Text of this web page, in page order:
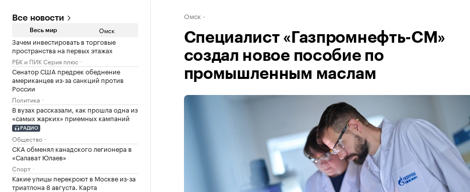
Все новости
Весь мир Омск
Зачем инвестировать в торговые
пространства на первых этажах
РБК и ПИК Серия плюс
Сенатор США предрек обеднение
американцев из-за санкций против
России
Политика
В вузах рассказали, как прошла одна из
«самых жарких» приемных кампаний
РАДИО
Общество
СКА обменял канадского легионера в
«Салават Юлаев»
Спорт
Какие улицы перекроют в Москве из-за
триатлона 8 августа. Карта
Омск
Специалист «Газпромнефть-СМ»
создал новое пособие по
промышленным маслам